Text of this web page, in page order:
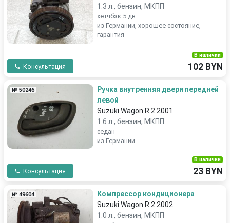
1.3 л., бензин, МКПП
хетчбэк 5 дв.
из Германии, хорошее состояние,
гарантия
Консультация
В наличии
102 BYN
№ 50246
Ручка внутренняя двери передней
левой
Suzuki Wagon R 2 2001
1.6 л., бензин, МКПП
седан
из Германии
Консультация
В наличии
23 BYN
№ 49604
Компрессор кондиционера
Suzuki Wagon R 2 2002
1.0 л., бензин, МКПП